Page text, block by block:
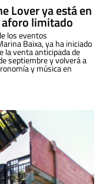
Lover ya está en
aforo limitado
los eventos
Baixa, ya ha iniciado
la venta anticipada de
septiembre y volverá a
y música en